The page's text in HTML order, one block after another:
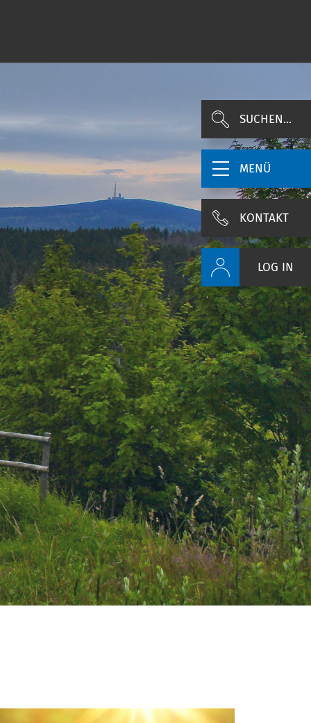
SUCHEN...
MENÜ
KONTAKT
LOG IN